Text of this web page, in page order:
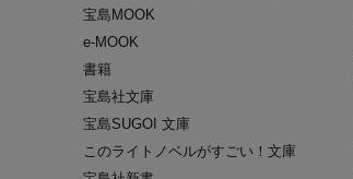
宝島MOOK
e-MOOK
書籍
宝島社文庫
宝島SUGOI 文庫
このライトノベルがすごい！文庫